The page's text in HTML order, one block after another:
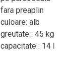
fara preaplin
culoare: alb
greutate : 45 kg
capacitate : 14 l